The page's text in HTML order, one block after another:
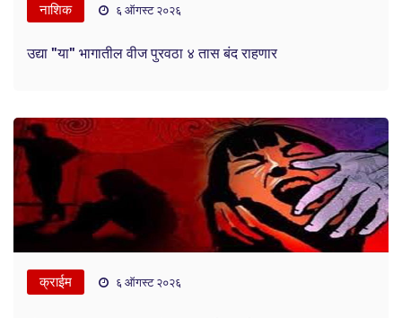
नाशिक ६ ऑगस्ट २०२६
उद्या "या" भागातील वीज पुरवठा ४ तास बंद राहणार
क्राईम ६ ऑगस्ट २०२६